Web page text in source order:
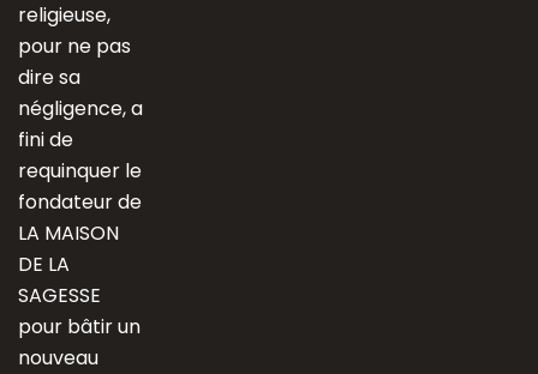
religieuse,
pour ne pas
dire sa
négligence, a
fini de
requinquer le
fondateur de
LA MAISON
DE LA
SAGESSE
pour bâtir un
nouveau